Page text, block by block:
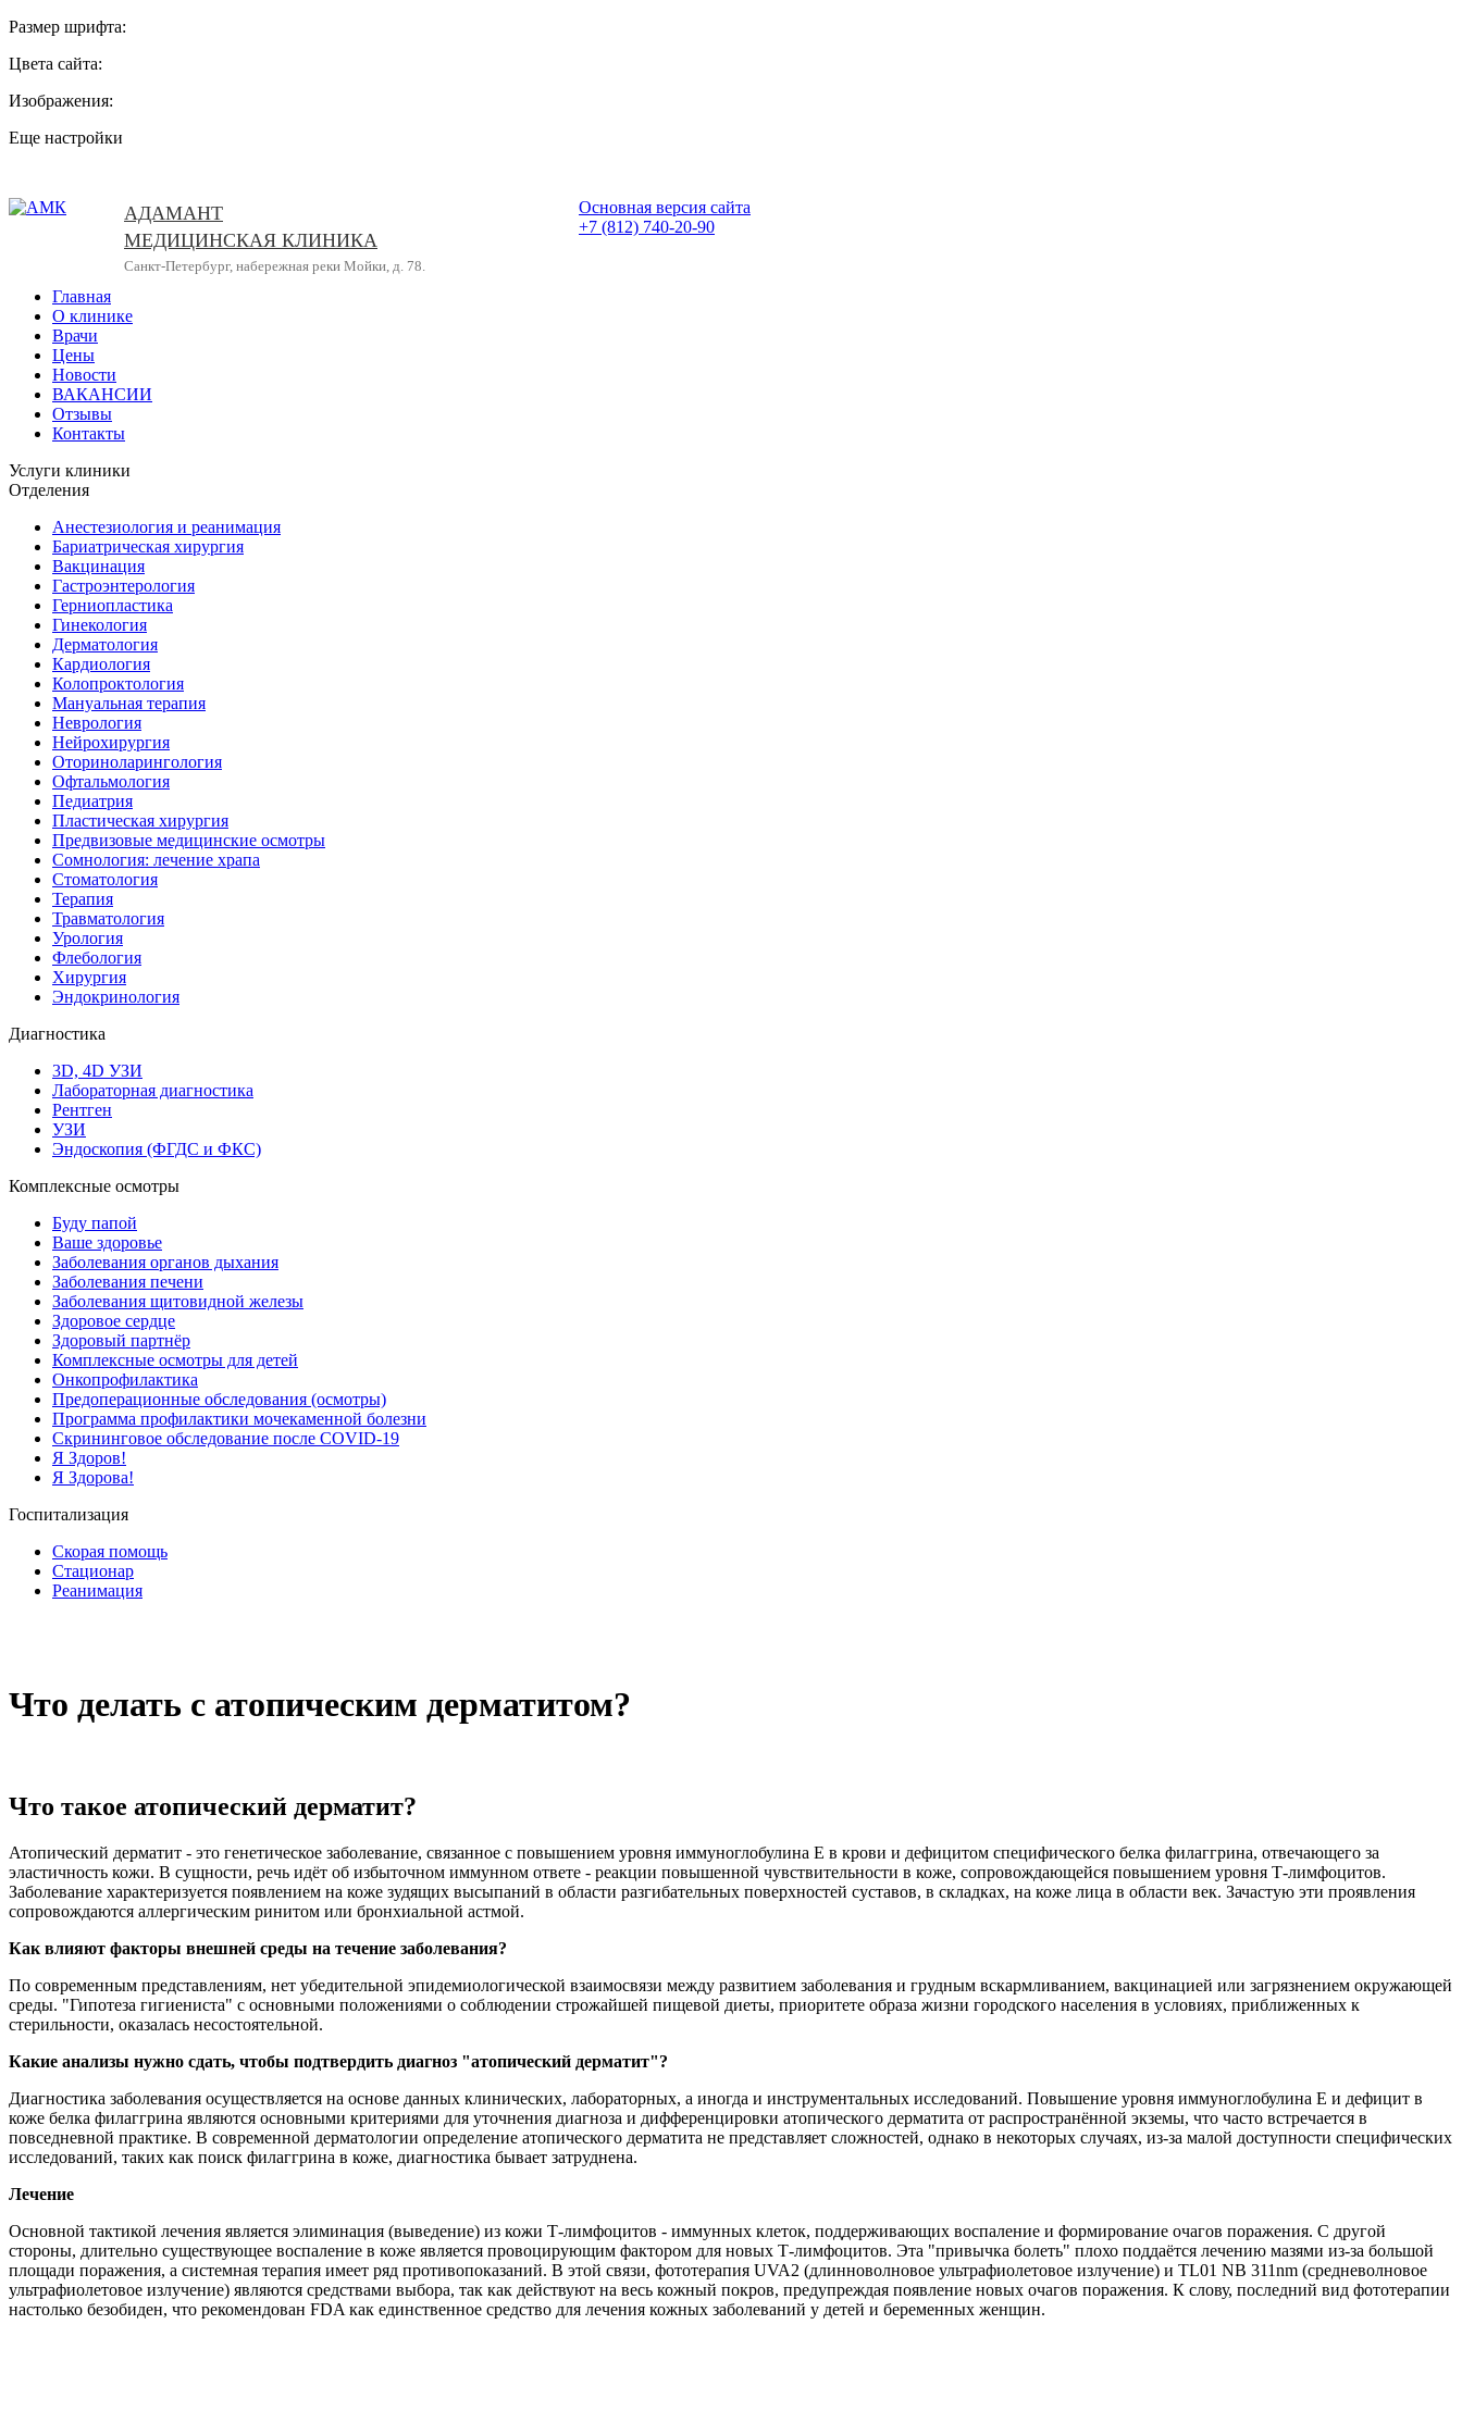
Размер шрифта:
Цвета сайта:
Изображения:
Еще настройки
АДАМАНТ
МЕДИЦИНСКАЯ КЛИНИКА
Санкт-Петербург, набережная реки Мойки, д. 78.
Основная версия сайта
+7 (812) 740-20-90
Главная
О клинике
Врачи
Цены
Новости
ВАКАНСИИ
Отзывы
Контакты
Услуги клиники
Отделения
Анестезиология и реанимация
Бариатрическая хирургия
Вакцинация
Гастроэнтерология
Герниопластика
Гинекология
Дерматология
Кардиология
Колопроктология
Мануальная терапия
Неврология
Нейрохирургия
Оториноларингология
Офтальмология
Педиатрия
Пластическая хирургия
Предвизовые медицинские осмотры
Сомнология: лечение храпа
Стоматология
Терапия
Травматология
Урология
Флебология
Хирургия
Эндокринология
Диагностика
3D, 4D УЗИ
Лабораторная диагностика
Рентген
УЗИ
Эндоскопия (ФГДС и ФКС)
Комплексные осмотры
Буду папой
Ваше здоровье
Заболевания органов дыхания
Заболевания печени
Заболевания щитовидной железы
Здоровое сердце
Здоровый партнёр
Комплексные осмотры для детей
Онкопрофилактика
Предоперационные обследования (осмотры)
Программа профилактики мочекаменной болезни
Скрининговое обследование после COVID-19
Я Здоров!
Я Здорова!
Госпитализация
Скорая помощь
Стационар
Реанимация
Что делать с атопическим дерматитом?
Что такое атопический дерматит?
Атопический дерматит - это генетическое заболевание, связанное с повышением уровня иммуноглобулина E в крови и дефицитом специфического белка филаггрина, отвечающего за
эластичность кожи. В сущности, речь идёт об избыточном иммунном ответе - реакции повышенной чувствительности в коже, сопровождающейся повышением уровня Т-лимфоцитов.
Заболевание характеризуется появлением на коже зудящих высыпаний в области разгибательных поверхностей суставов, в складках, на коже лица в области век. Зачастую эти проявления
сопровождаются аллергическим ринитом или бронхиальной астмой.
Как влияют факторы внешней среды на течение заболевания?
По современным представлениям, нет убедительной эпидемиологической взаимосвязи между развитием заболевания и грудным вскармливанием, вакцинацией или загрязнением окружающей
среды. "Гипотеза гигиениста" с основными положениями о соблюдении строжайшей пищевой диеты, приоритете образа жизни городского населения в условиях, приближенных к
стерильности, оказалась несостоятельной.
Какие анализы нужно сдать, чтобы подтвердить диагноз "атопический дерматит"?
Диагностика заболевания осуществляется на основе данных клинических, лабораторных, а иногда и инструментальных исследований. Повышение уровня иммуноглобулина Е и дефицит в
коже белка филаггрина являются основными критериями для уточнения диагноза и дифференцировки атопического дерматита от распространённой экземы, что часто встречается в
повседневной практике. В современной дерматологии определение атопического дерматита не представляет сложностей, однако в некоторых случаях, из-за малой доступности специфических
исследований, таких как поиск филаггрина в коже, диагностика бывает затруднена.
Лечение
Основной тактикой лечения является элиминация (выведение) из кожи Т-лимфоцитов - иммунных клеток, поддерживающих воспаление и формирование очагов поражения. С другой
стороны, длительно существующее воспаление в коже является провоцирующим фактором для новых Т-лимфоцитов. Эта "привычка болеть" плохо поддаётся лечению мазями из-за большой
площади поражения, а системная терапия имеет ряд противопоказаний. В этой связи, фототерапия UVA2 (длинноволновое ультрафиолетовое излучение) и TL01 NB 311nm (средневолновое
ультрафиолетовое излучение) являются средствами выбора, так как действуют на весь кожный покров, предупреждая появление новых очагов поражения. К слову, последний вид фототерапии
настолько безобиден, что рекомендован FDA как единственное средство для лечения кожных заболеваний у детей и беременных женщин.